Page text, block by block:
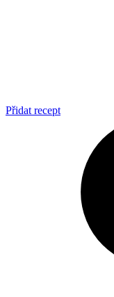
Přidat recept